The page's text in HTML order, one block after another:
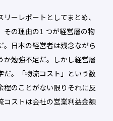
ーレポートとしてまとめ、
その理由の1 つが経営層の物
。日本の経営者は残念ながら
か勉強不足だ。しかし経営層
だ。「物流コスト」という数
程のことがない限りそれに反
コストは会社の営業利益金額